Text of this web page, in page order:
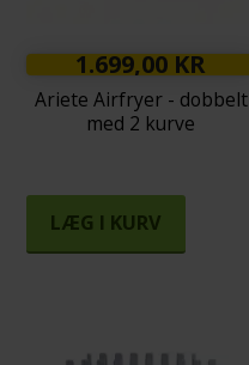
1.699,00 KR
Ariete Airfryer - dobbelt
med 2 kurve
LÆG I KURV